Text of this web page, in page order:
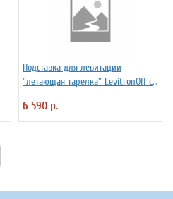
Подставка для левитации
"летающая тарелка" LevitronOff с
6 590 р.